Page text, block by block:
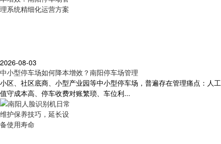
2026-08-03
中小型停车场如何降本增效？南阳停车场管理
小区、社区底商、小型产业园等中小型停车场，普遍存在管理痛点：人工
值守成本高、停车收费对账繁琐、车位利...